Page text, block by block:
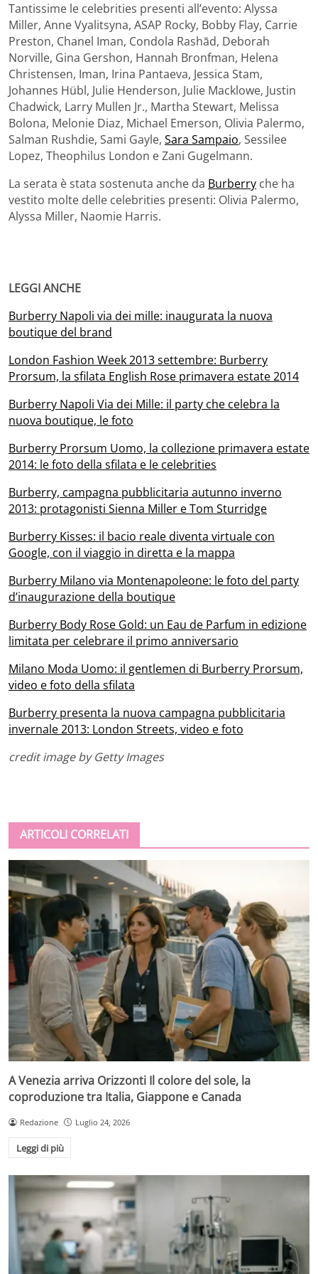
Tantissime le celebrities presenti all’evento: Alyssa
Miller, Anne Vyalitsyna, ASAP Rocky, Bobby Flay, Carrie
Preston, Chanel Iman, Condola Rashād, Deborah
Norville, Gina Gershon, Hannah Bronfman, Helena
Christensen, Iman, Irina Pantaeva, Jessica Stam,
Johannes Hübl, Julie Henderson, Julie Macklowe, Justin
Chadwick, Larry Mullen Jr., Martha Stewart, Melissa
Bolona, Melonie Diaz, Michael Emerson, Olivia Palermo,
Salman Rushdie, Sami Gayle, Sara Sampaio, Sessilee
Lopez, Theophilus London e Zani Gugelmann.
La serata è stata sostenuta anche da Burberry che ha
vestito molte delle celebrities presenti: Olivia Palermo,
Alyssa Miller, Naomie Harris.
LEGGI ANCHE
Burberry Napoli via dei mille: inaugurata la nuova
boutique del brand
London Fashion Week 2013 settembre: Burberry
Prorsum, la sfilata English Rose primavera estate 2014
Burberry Napoli Via dei Mille: il party che celebra la
nuova boutique, le foto
Burberry Prorsum Uomo, la collezione primavera estate
2014: le foto della sfilata e le celebrities
Burberry, campagna pubblicitaria autunno inverno
2013: protagonisti Sienna Miller e Tom Sturridge
Burberry Kisses: il bacio reale diventa virtuale con
Google, con il viaggio in diretta e la mappa
Burberry Milano via Montenapoleone: le foto del party
d’inaugurazione della boutique
Burberry Body Rose Gold: un Eau de Parfum in edizione
limitata per celebrare il primo anniversario
Milano Moda Uomo: il gentlemen di Burberry Prorsum,
video e foto della sfilata
Burberry presenta la nuova campagna pubblicitaria
invernale 2013: London Streets, video e foto
credit image by Getty Images
ARTICOLI CORRELATI
A Venezia arriva Orizzonti Il colore del sole, la
coproduzione tra Italia, Giappone e Canada
Redazione Luglio 24, 2026
Leggi di più